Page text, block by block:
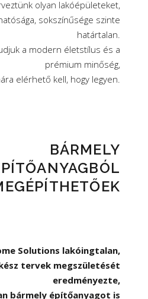
olyan lakóépületeket,
sokszínűsége szinte
határtalan.
a modern életstílus és a
prémium minőség,
elérhető kell, hogy legyen.
BÁRMELY
Solutions lakóingtalan,
tervek megszületését
eredményezte,
bármely építőanyagot is